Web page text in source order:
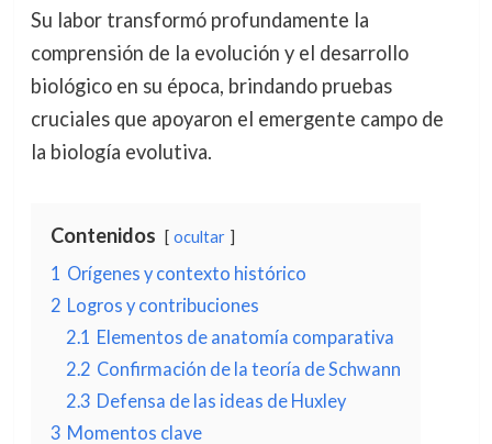
Su labor transformó profundamente la
comprensión de la evolución y el desarrollo
biológico en su época, brindando pruebas
cruciales que apoyaron el emergente campo de
la biología evolutiva.
Contenidos ocultar
1 Orígenes y contexto histórico
2 Logros y contribuciones
2.1 Elementos de anatomía comparativa
2.2 Confirmación de la teoría de Schwann
2.3 Defensa de las ideas de Huxley
3 Momentos clave